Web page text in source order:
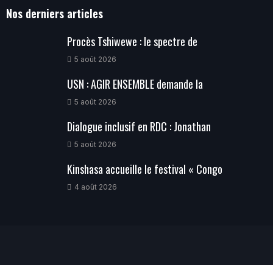
Nos derniers articles
Procès Tshiwewe : le spectre de
5 août 2026
USN : AGIR ENSEMBLE demande la
5 août 2026
Dialogue inclusif en RDC : Jonathan
5 août 2026
Kinshasa accueille le festival « Congo
4 août 2026